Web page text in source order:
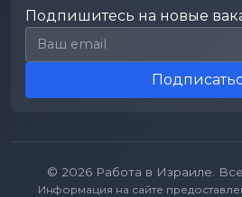
Подпишитесь на новые
Email для подписки
© 2026 Работа в Израиле.
Информация на сайте